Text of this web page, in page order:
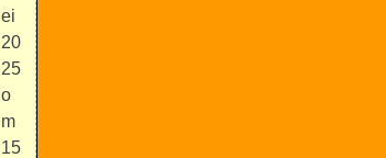
ei
20
25
o
m
15